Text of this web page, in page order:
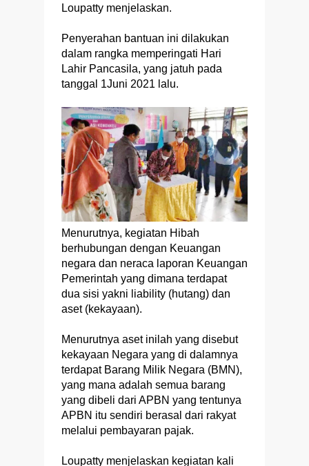
Loupatty menjelaskan.
Penyerahan bantuan ini dilakukan
dalam rangka memperingati Hari
Lahir Pancasila, yang jatuh pada
tanggal 1Juni 2021 lalu.
Menurutnya, kegiatan Hibah
berhubungan dengan Keuangan
negara dan neraca laporan Keuangan
Pemerintah yang dimana terdapat
dua sisi yakni liability (hutang) dan
aset (kekayaan).
Menurutnya aset inilah yang disebut
kekayaan Negara yang di dalamnya
terdapat Barang Milik Negara (BMN),
yang mana adalah semua barang
yang dibeli dari APBN yang tentunya
APBN itu sendiri berasal dari rakyat
melalui pembayaran pajak.
Loupatty menjelaskan kegiatan kali